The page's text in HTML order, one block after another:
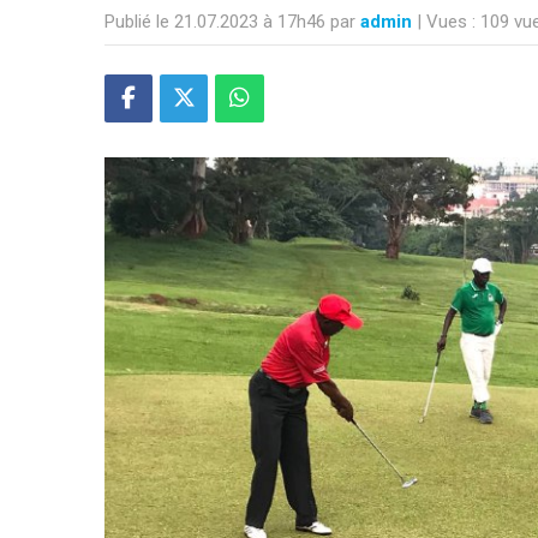
Publié le 21.07.2023 à 17h46 par admin | Vues : 109